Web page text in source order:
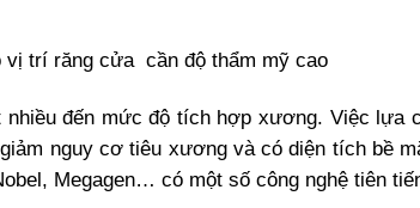
vị trí răng cửa cần độ thẩm mỹ cao
đến mức độ tích hợp xương. Việc lựa
nguy cơ tiêu xương và có diện tích bề
Megagen… có một số công nghệ tiên